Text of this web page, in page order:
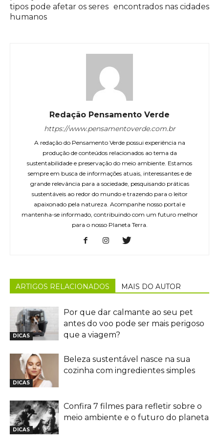
tipos pode afetar os seres
humanos
encontrados nas cidades
Redação Pensamento Verde
https://www.pensamentoverde.com.br
A redação do Pensamento Verde possui experiência na
produção de conteúdos relacionados ao tema da
sustentabilidade e preservação do meio ambiente. Estamos
sempre em busca de informações atuais, interessantes e de
grande relevância para a sociedade, pesquisando práticas
sustentáveis ao redor do mundo e trazendo para o leitor
apaixonado pela natureza. Acompanhe nosso portal e
mantenha-se informado, contribuindo com um futuro melhor
para o nosso Planeta Terra.
ARTIGOS RELACIONADOS MAIS DO AUTOR
DICAS
Por que dar calmante ao seu pet
antes do voo pode ser mais perigoso
que a viagem?
DICAS
Beleza sustentável nasce na sua
cozinha com ingredientes simples
DICAS
Confira 7 filmes para refletir sobre o
meio ambiente e o futuro do planeta